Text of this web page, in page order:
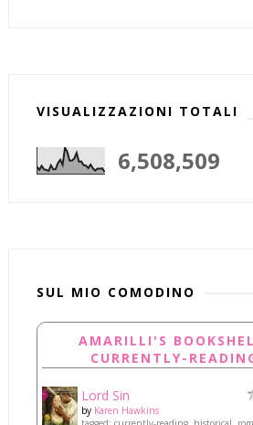
VISUALIZZAZIONI TOTALI
6,508,509
SUL MIO COMODINO
AMARILLI'S
CURRENTLY-
Lord Sin
by Karen Hawkins